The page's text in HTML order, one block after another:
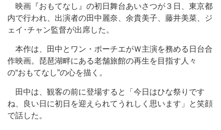
映画『おもてなし』の初日舞台あいさつが３日、東京都
内で行われ、出演者の田中麗奈、余貴美子、藤井美菜、ジ
ェイ･チャン監督が出席した。
本作は、田中とワン・ポーチエがＷ主演を務める日台合
作映画。琵琶湖畔にある老舗旅館の再生を目指す人々
の“おもてなし”の心を描く。
田中は、観客の前に登場すると「今日はひな祭りです
ね、良い日に初日を迎えられてうれしく思います」と笑顔
で話した。